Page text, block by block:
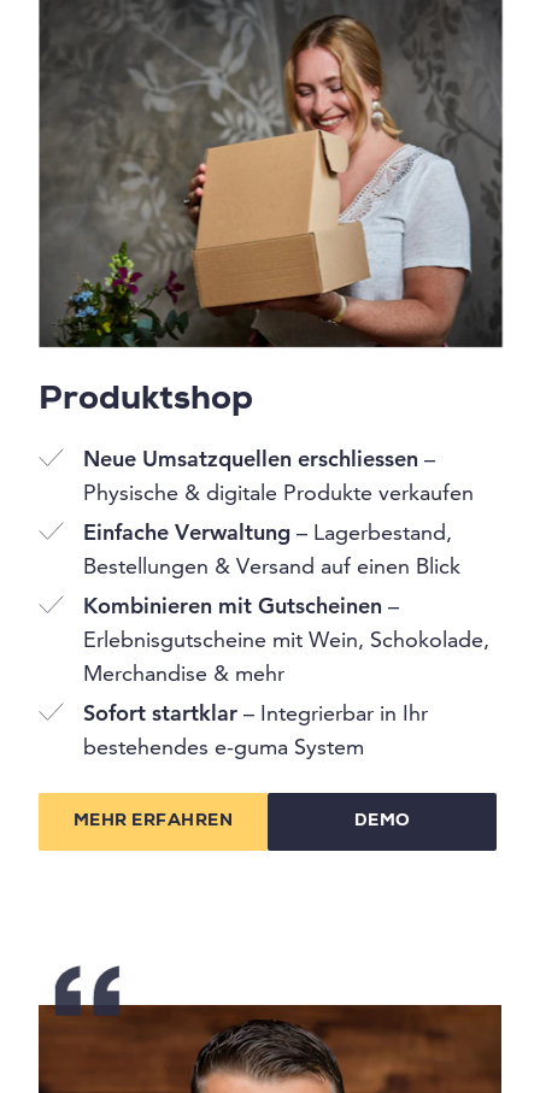
Produktshop
Neue Umsatzquellen erschliessen –
Physische & digitale Produkte verkaufen
Einfache Verwaltung – Lagerbestand,
Bestellungen & Versand auf einen Blick
Kombinieren mit Gutscheinen –
Erlebnisgutscheine mit Wein, Schokolade,
Merchandise & mehr
Sofort startklar – Integrierbar in Ihr
bestehendes e-guma System
MEHR ERFAHREN DEMO